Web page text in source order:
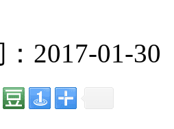
2017-01-30